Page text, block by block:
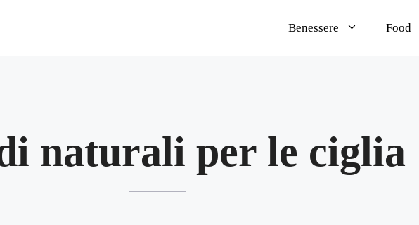
Benessere Food
naturali per le ciglia